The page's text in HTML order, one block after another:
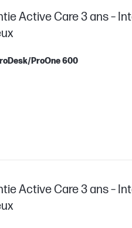
Active Care 3 ans –
ProOne 600
Active Care 3 ans –